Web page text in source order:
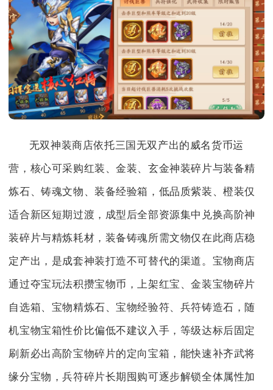
无双神装商店依托三国无双产出的威名货币运
营，核心可采购红装、金装、玄金神装碎片与装备精
炼石、铸魂文物、装备经验箱，低品质紫装、橙装仅
适合新区短期过渡，成型后全部资源集中兑换高阶神
装碎片与精炼耗材，装备铸魂所需文物仅在此商店稳
定产出，是成套神装打造不可替代的渠道。宝物商店
通过夺宝玩法积攒宝物币，上架红宝、金装宝物碎片
自选箱、宝物精炼石、宝物经验符、兵符铸造石，随
机宝物宝箱性价比偏低不建议入手，等级达标后固定
刷新必出高阶宝物碎片的定向宝箱，能快速补齐武将
缘分宝物，兵符碎片长期囤购可逐步解锁全体属性加